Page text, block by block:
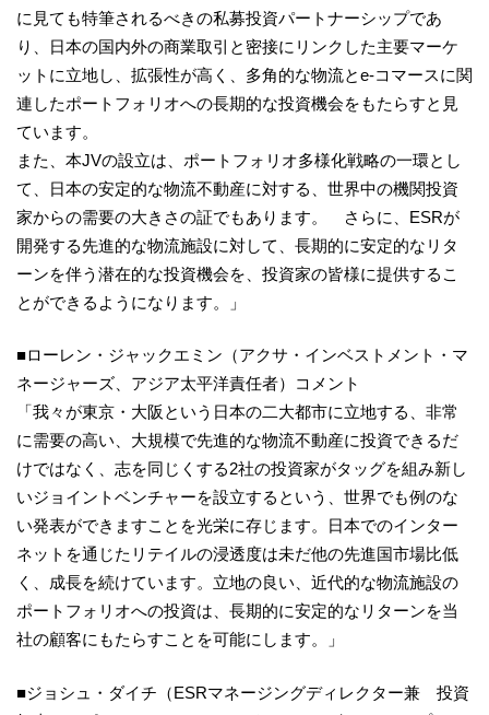
に見ても特筆されるべきの私募投資パートナーシップであ
り、日本の国内外の商業取引と密接にリンクした主要マーケ
ットに立地し、拡張性が高く、多角的な物流とe-コマースに関
連したポートフォリオへの長期的な投資機会をもたらすと見
ています。
また、本JVの設立は、ポートフォリオ多様化戦略の一環とし
て、日本の安定的な物流不動産に対する、世界中の機関投資
家からの需要の大きさの証でもあります。 さらに、ESRが
開発する先進的な物流施設に対して、長期的に安定的なリタ
ーンを伴う潜在的な投資機会を、投資家の皆様に提供するこ
とができるようになります。」
■ローレン・ジャックエミン（アクサ・インベストメント・マ
ネージャーズ、アジア太平洋責任者）コメント
「我々が東京・大阪という日本の二大都市に立地する、非常
に需要の高い、大規模で先進的な物流不動産に投資できるだ
けではなく、志を同じくする2社の投資家がタッグを組み新し
いジョイントベンチャーを設立するという、世界でも例のな
い発表ができますことを光栄に存じます。日本でのインター
ネットを通じたリテイルの浸透度は未だ他の先進国市場比低
く、成長を続けています。立地の良い、近代的な物流施設の
ポートフォリオへの投資は、長期的に安定的なリターンを当
社の顧客にもたらすことを可能にします。」
■ジョシュ・ダイチ（ESRマネージングディレクター兼 投資